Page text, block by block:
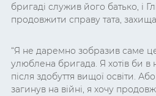
бригаді служив його батько, і
продовжити справу тата,
“Я не даремно зобразив саме
улюблена бригада. Я хотів би в
після здобуття вищої освіти.
загинув на війні, я хочу